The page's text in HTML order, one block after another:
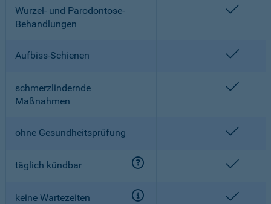
Wurzel- und Parodontose-
Behandlungen
Aufbiss-Schienen
schmerzlindernde
Maßnahmen
ohne Gesundheitsprüfung
täglich kündbar
keine Wartezeiten